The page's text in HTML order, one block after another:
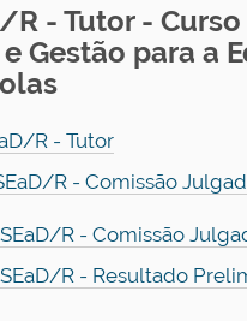
- Tutor -
Gestão para a
R - Tutor
R - Comissão
R - Comissão
R - Resultado